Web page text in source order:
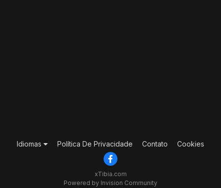
Idiomas Política De Privacidade Contato Cookies
xTibia.com
Powered by Invision Community